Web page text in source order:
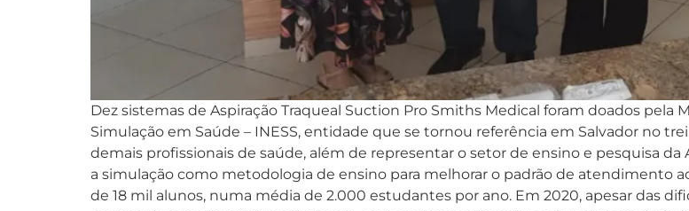
Dez sistemas de Aspiração Traqueal Suction Pro Smiths Medical foram doados
Simulação em Saúde – INESS, entidade que se tornou referência em Salvador no
demais profissionais de saúde, além de representar o setor de ensino e pesquisa
a simulação como metodologia de ensino para melhorar o padrão de atendimento
de 18 mil alunos, numa média de 2.000 estudantes por ano. Em 2020, apesar das